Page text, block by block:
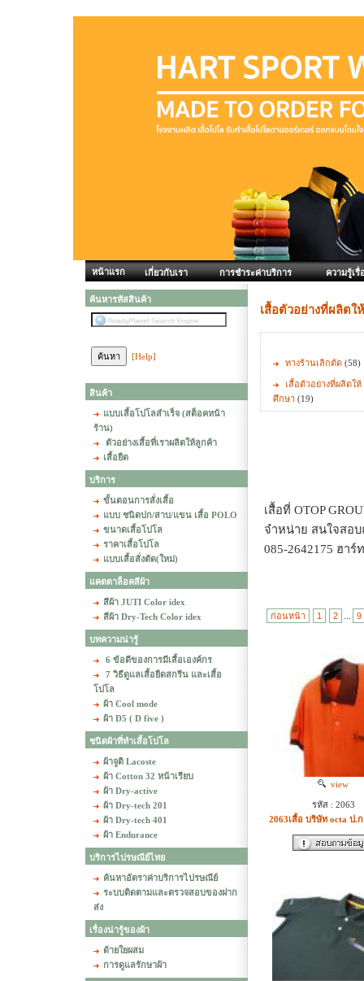
หน้าแรก เกี่ยวกับเรา การชำระค่าบริการ ความรู้เรื่
ค้นหารหัสสินค้า
[Help]
สินค้า
แบบเสื้อโปโลสำเร็จ (สต็อคหน้า
ร้าน)
ตัวอย่างเสื้อที่เราผลิตให้ลูกค้า
เสื้อยืด
บริการ
ขั้นตอนการสั่งเสื้อ
แบบ ชนิดปก/สาบ/แขน เสื้อ POLO
ขนาดเสื้อโปโล
ราคาเสื้อโปโล
แบบเสื้อสั่งตัด(ใหม่)
แคตตาล็อคสีผ้า
สีผ้า JUTI Color idex
สีผ้า Dry-Tech Color idex
บทความน่ารู้
6 ข้อดีของการมีเสื้อเองค์กร
7 วิธีดูแลเสื้อยืดสกรีน และเสื้อ
โปโล
ผ้า Cool mode
ผ้า D5 ( D five )
ชนิดผ้าที่ทำเสื้อโปโล
ผ้าจูติ Lacoste
ผ้า Cotton 32 หน้าเรียบ
ผ้า Dry-active
ผ้า Dry-tech 201
ผ้า Dry-tech 401
ผ้า Endurance
บริการไปรษณีย์ไทย
ค้นหาอัตราค่าบริการไปรษณีย์
ระบบติดตามและตรวจสอบของฝาก
ส่ง
เรื่องน่ารู้ของผ้า
ด้ายใยผสม
การดูแลรักษาผ้า
เสื้อตัวอย่างที่ผลิตใ
ทางร้านเลิกตัด (58)
เสื้อตัวอย่างที่ผลิตใ
ศึกษา (19)
เสื้อที่ OTOP
จำหน่าย สนใจสอบ
085-2642175 ฮาร์
ก่อนหน้า 1 2 9
view
รหัส : 2063
2063เสื้อ บริษัท octa ป.